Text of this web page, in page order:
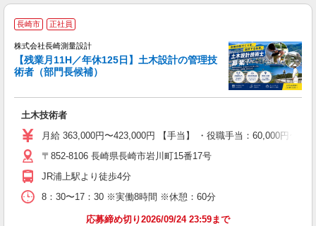
長崎市 正社員
株式会社長崎測量設計
【残業月11H／年休125日】土木設計の管理技
術者（部門長候補）
土木技術者
月給 363,000円〜423,000円 【手当】 ・役職手当：60,000円〜
〒852-8106 長崎県長崎市岩川町15番17号
JR浦上駅より徒歩4分
8：30〜17：30 ※実働8時間 ※休憩：60分
応募締め切り2026/09/24 23:59まで